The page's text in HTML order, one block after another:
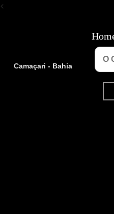
<
Camaçari - Bahia